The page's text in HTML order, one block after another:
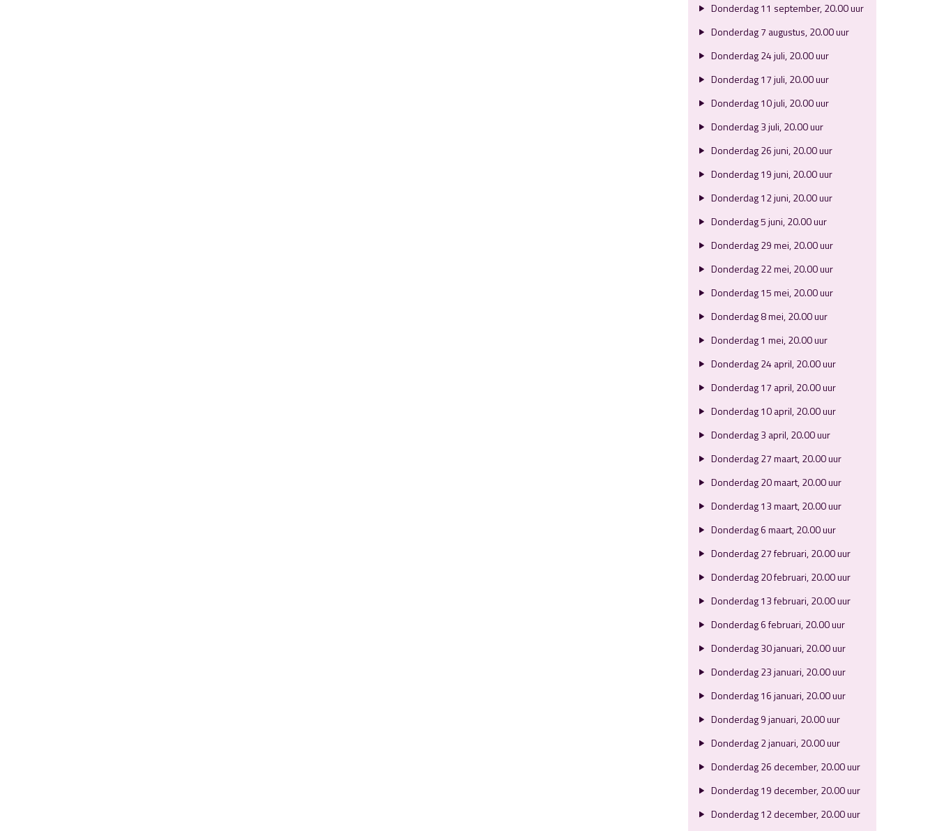
Donderdag 11 september, 20.00 uur
Donderdag 7 augustus, 20.00 uur
Donderdag 24 juli, 20.00 uur
Donderdag 17 juli, 20.00 uur
Donderdag 10 juli, 20.00 uur
Donderdag 3 juli, 20.00 uur
Donderdag 26 juni, 20.00 uur
Donderdag 19 juni, 20.00 uur
Donderdag 12 juni, 20.00 uur
Donderdag 5 juni, 20.00 uur
Donderdag 29 mei, 20.00 uur
Donderdag 22 mei, 20.00 uur
Donderdag 15 mei, 20.00 uur
Donderdag 8 mei, 20.00 uur
Donderdag 1 mei, 20.00 uur
Donderdag 24 april, 20.00 uur
Donderdag 17 april, 20.00 uur
Donderdag 10 april, 20.00 uur
Donderdag 3 april, 20.00 uur
Donderdag 27 maart, 20.00 uur
Donderdag 20 maart, 20.00 uur
Donderdag 13 maart, 20.00 uur
Donderdag 6 maart, 20.00 uur
Donderdag 27 februari, 20.00 uur
Donderdag 20 februari, 20.00 uur
Donderdag 13 februari, 20.00 uur
Donderdag 6 februari, 20.00 uur
Donderdag 30 januari, 20.00 uur
Donderdag 23 januari, 20.00 uur
Donderdag 16 januari, 20.00 uur
Donderdag 9 januari, 20.00 uur
Donderdag 2 januari, 20.00 uur
Donderdag 26 december, 20.00 uur
Donderdag 19 december, 20.00 uur
Donderdag 12 december, 20.00 uur